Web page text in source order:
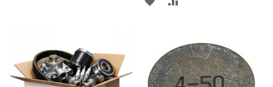
LIST
LIST
COMPARE